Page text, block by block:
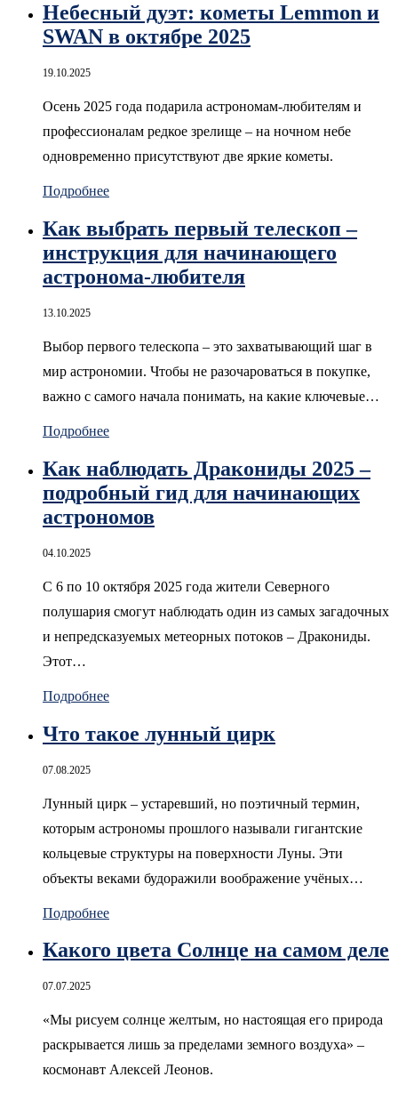
Небесный дуэт: кометы Lemmon и
SWAN в октябре 2025
19.10.2025
Осень 2025 года подарила астрономам-любителям и
профессионалам редкое зрелище – на ночном небе
одновременно присутствуют две яркие кометы.
Подробнее
Как выбрать первый телескоп –
инструкция для начинающего
астронома-любителя
13.10.2025
Выбор первого телескопа – это захватывающий шаг в
мир астрономии. Чтобы не разочароваться в покупке,
важно с самого начала понимать, на какие ключевые…
Подробнее
Как наблюдать Дракониды 2025 –
подробный гид для начинающих
астрономов
04.10.2025
С 6 по 10 октября 2025 года жители Северного
полушария смогут наблюдать один из самых загадочных
и непредсказуемых метеорных потоков – Дракониды.
Этот…
Подробнее
Что такое лунный цирк
07.08.2025
Лунный цирк – устаревший, но поэтичный термин,
которым астрономы прошлого называли гигантские
кольцевые структуры на поверхности Луны. Эти
объекты веками будоражили воображение учёных…
Подробнее
Какого цвета Солнце на самом деле
07.07.2025
«Мы рисуем солнце желтым, но настоящая его природа
раскрывается лишь за пределами земного воздуха» –
космонавт Алексей Леонов.